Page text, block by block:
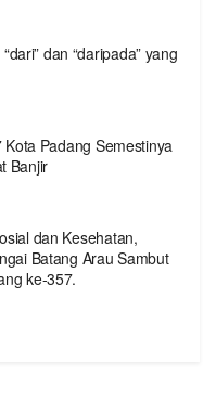
dan “daripada” yang
Padang Semestinya
Banjir
dan Kesehatan,
Batang Arau Sambut
ke-357.